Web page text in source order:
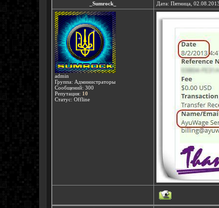
_Sumrock_ Дата: Пятница,
admin
Группа: Администраторы
Сообщений: 300
Репутация: 10
Статус: Offline